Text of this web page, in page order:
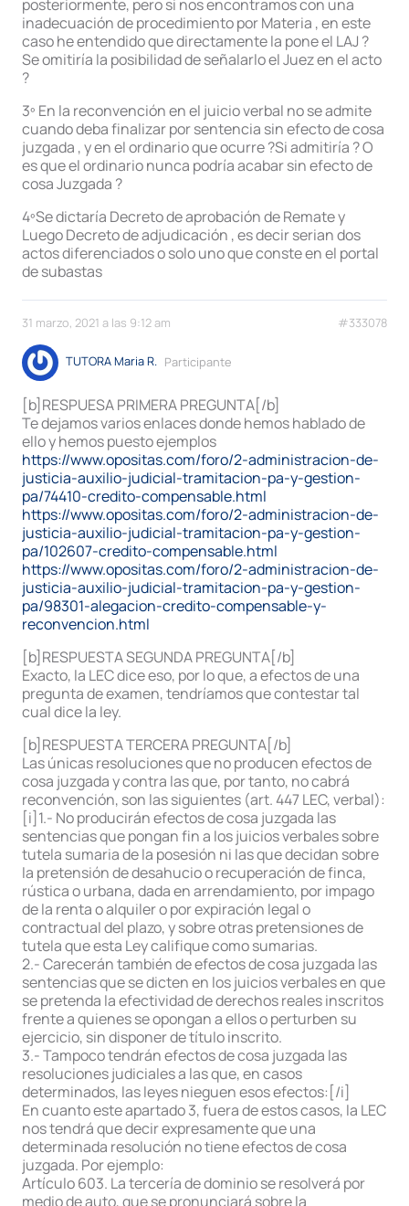
posteriormente, pero si nos encontramos con una
inadecuación de procedimiento por Materia , en este
caso he entendido que directamente la pone el LAJ ?
Se omitiría la posibilidad de señalarlo el Juez en el acto
?
3º En la reconvención en el juicio verbal no se admite
cuando deba finalizar por sentencia sin efecto de cosa
juzgada , y en el ordinario que ocurre ?Si admitiría ? O
es que el ordinario nunca podría acabar sin efecto de
cosa Juzgada ?
4ºSe dictaría Decreto de aprobación de Remate y
Luego Decreto de adjudicación , es decir serian dos
actos diferenciados o solo uno que conste en el portal
de subastas
31 marzo, 2021 a las 9:12 am #333078
TUTORA Maria R. Participante
[b]RESPUESA PRIMERA PREGUNTA[/b]
Te dejamos varios enlaces donde hemos hablado de
ello y hemos puesto ejemplos
https://www.opositas.com/foro/2-administracion-de-
justicia-auxilio-judicial-tramitacion-pa-y-gestion-
pa/74410-credito-compensable.html
https://www.opositas.com/foro/2-administracion-de-
justicia-auxilio-judicial-tramitacion-pa-y-gestion-
pa/102607-credito-compensable.html
https://www.opositas.com/foro/2-administracion-de-
justicia-auxilio-judicial-tramitacion-pa-y-gestion-
pa/98301-alegacion-credito-compensable-y-
reconvencion.html
[b]RESPUESTA SEGUNDA PREGUNTA[/b]
Exacto, la LEC dice eso, por lo que, a efectos de una
pregunta de examen, tendríamos que contestar tal
cual dice la ley.
[b]RESPUESTA TERCERA PREGUNTA[/b]
Las únicas resoluciones que no producen efectos de
cosa juzgada y contra las que, por tanto, no cabrá
reconvención, son las siguientes (art. 447 LEC, verbal):
[i]1.- No producirán efectos de cosa juzgada las
sentencias que pongan fin a los juicios verbales sobre
tutela sumaria de la posesión ni las que decidan sobre
la pretensión de desahucio o recuperación de finca,
rústica o urbana, dada en arrendamiento, por impago
de la renta o alquiler o por expiración legal o
contractual del plazo, y sobre otras pretensiones de
tutela que esta Ley califique como sumarias.
2.- Carecerán también de efectos de cosa juzgada las
sentencias que se dicten en los juicios verbales en que
se pretenda la efectividad de derechos reales inscritos
frente a quienes se opongan a ellos o perturben su
ejercicio, sin disponer de título inscrito.
3.- Tampoco tendrán efectos de cosa juzgada las
resoluciones judiciales a las que, en casos
determinados, las leyes nieguen esos efectos:[/i]
En cuanto este apartado 3, fuera de estos casos, la LEC
nos tendrá que decir expresamente que una
determinada resolución no tiene efectos de cosa
juzgada. Por ejemplo:
Artículo 603. La tercería de dominio se resolverá por
medio de auto, que se pronunciará sobre la